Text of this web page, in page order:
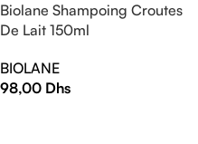
Biolane Shampoing Croutes
De Lait 150ml
BIOLANE
98,00 Dhs